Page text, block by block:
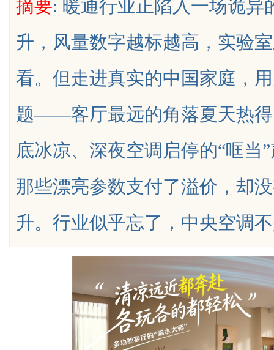
uz
摘要: 暖通行业正陷入一场诡异
升，风量数字越标越高，实验
看。但走进真实的中国家庭，
题——客厅最远的角落夏天热
底冰凉、深夜空调启停的“哐当
那些漂亮参数支付了溢价，却
升。行业似乎忘了，中央空调
融智能升级 发体系全解析